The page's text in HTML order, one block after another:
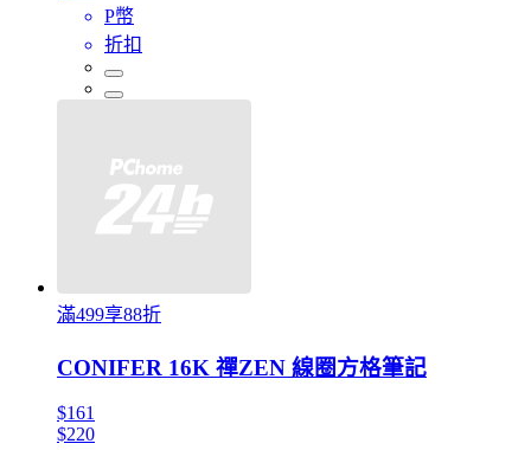
P幣
折扣
滿499享88折
CONIFER 16K 禪ZEN 線圈方格筆記
$161
$220